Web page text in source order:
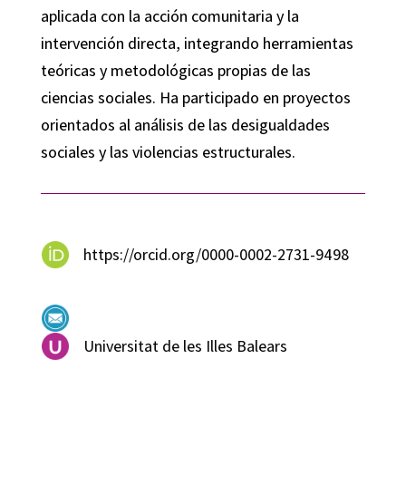
aplicada con la acción comunitaria y la
intervención directa, integrando herramientas
teóricas y metodológicas propias de las
ciencias sociales. Ha participado en proyectos
orientados al análisis de las desigualdades
sociales y las violencias estructurales.
https://orcid.org/0000-0002-2731-9498
Universitat de les Illes Balears